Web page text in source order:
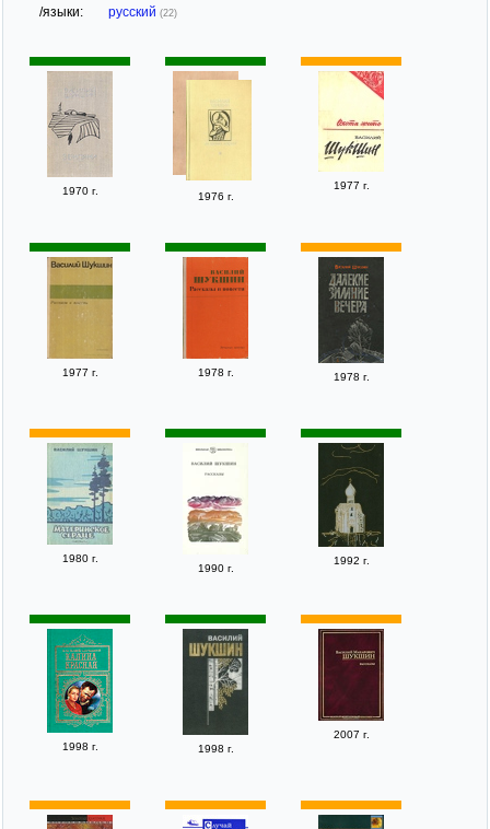
/языки: русский (22)
1970 г. 1976 г.
1977 г.
1977 г. 1978 г. 1978 г.
1980 г.
1990 г.
1992 г.
1998 г. 1998 г.
2007 г.